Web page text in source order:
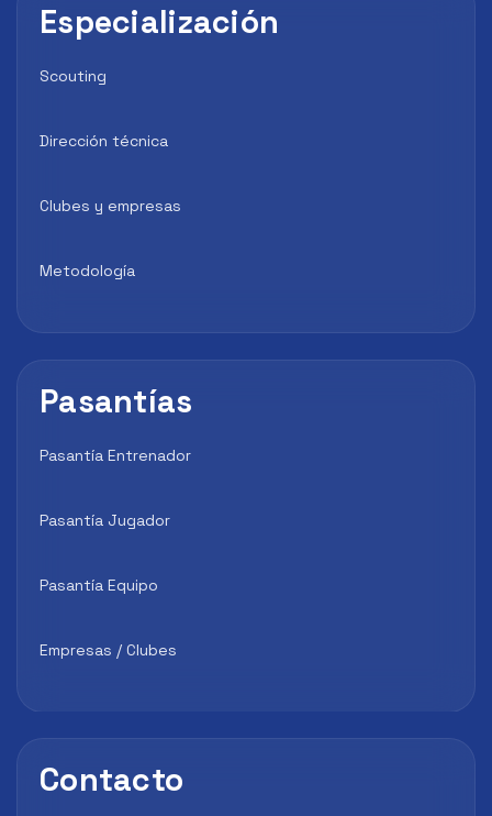
Especialización
Scouting
Dirección técnica
Clubes y empresas
Metodología
Pasantías
Pasantía Entrenador
Pasantía Jugador
Pasantía Equipo
Empresas / Clubes
Contacto